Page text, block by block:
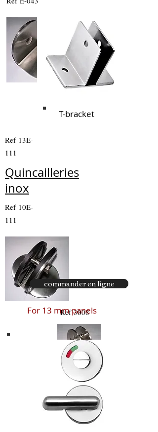
T-bracket
Ref 13E-
111
Quincailleries
inox
Ref 10E-
111
Ref 3008
commander en ligne
For 13 mm panels